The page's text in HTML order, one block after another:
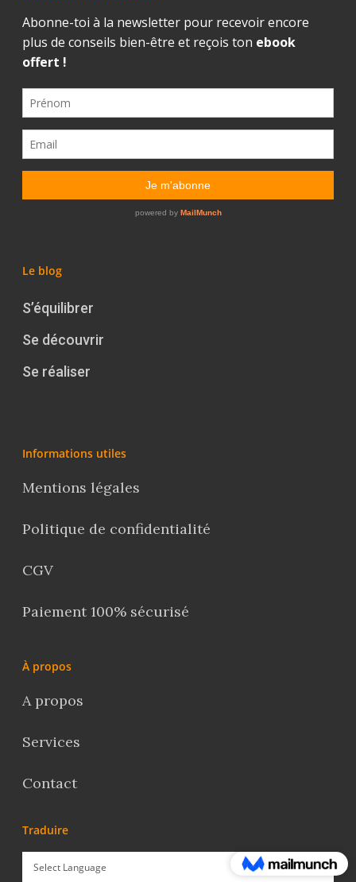
Le blog
S’équilibrer
Se découvrir
Se réaliser
Informations utiles
Mentions légales
Politique de confidentialité
CGV
Paiement 100% sécurisé
À propos
A propos
Services
Contact
Traduire